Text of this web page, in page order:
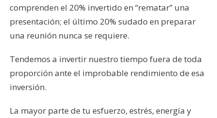
comprenden el 20% invertido en “rematar” una
presentación; el último 20% sudado en preparar
una reunión nunca se requiere.
Tendemos a invertir nuestro tiempo fuera de toda
proporción ante el improbable rendimiento de esa
inversión.
La mayor parte de tu esfuerzo, estrés, energía y